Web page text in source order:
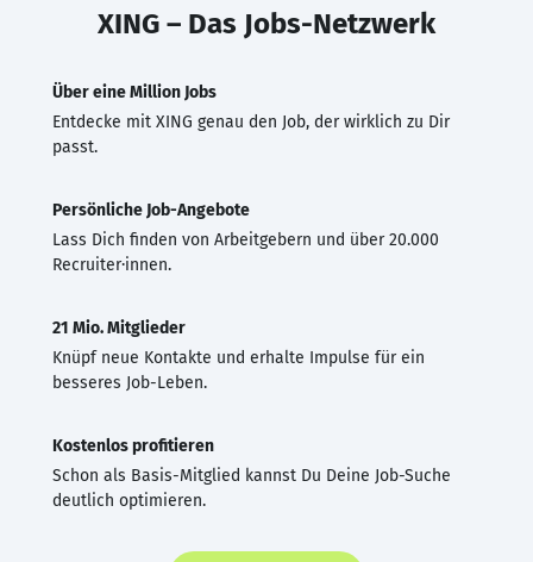
XING – Das Jobs-Netzwerk
Über eine Million Jobs
Entdecke mit XING genau den Job, der wirklich zu Dir
passt.
Persönliche Job-Angebote
Lass Dich finden von Arbeitgebern und über 20.000
Recruiter·innen.
21 Mio. Mitglieder
Knüpf neue Kontakte und erhalte Impulse für ein
besseres Job-Leben.
Kostenlos profitieren
Schon als Basis-Mitglied kannst Du Deine Job-Suche
deutlich optimieren.